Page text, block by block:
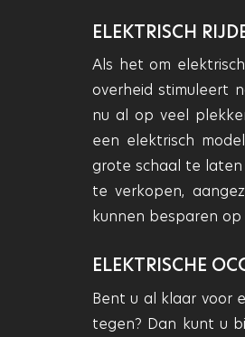
ELEKTRISCH
Als het om
overheid stimuleert
nu al op veel
een elektrisch
grote schaal te laten
te verkopen,
kunnen besparen
ELEKTRISCHE
Bent u al klaar voor
tegen? Dan kunt u